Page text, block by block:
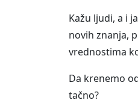
Kažu ljudi, a i
novih znanja,
vrednostima
Da krenemo
tačno?